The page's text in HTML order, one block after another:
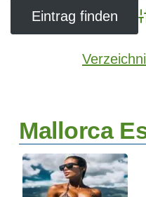
Mallorca